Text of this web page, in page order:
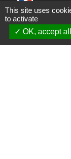
Service
Centre
This site uses
to activate
OK, accept all